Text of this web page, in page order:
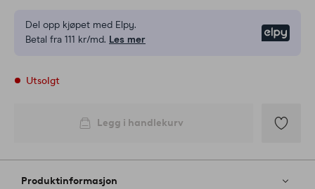
Del opp kjøpet med Elpy.
Betal fra 111 kr/md. Les mer
Utsolgt
Legg i handlekurv
til
Produktinformasjon